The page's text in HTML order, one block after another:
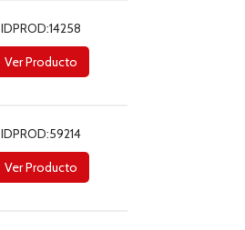
IDPROD:14258
Ver Producto
IDPROD:59214
Ver Producto